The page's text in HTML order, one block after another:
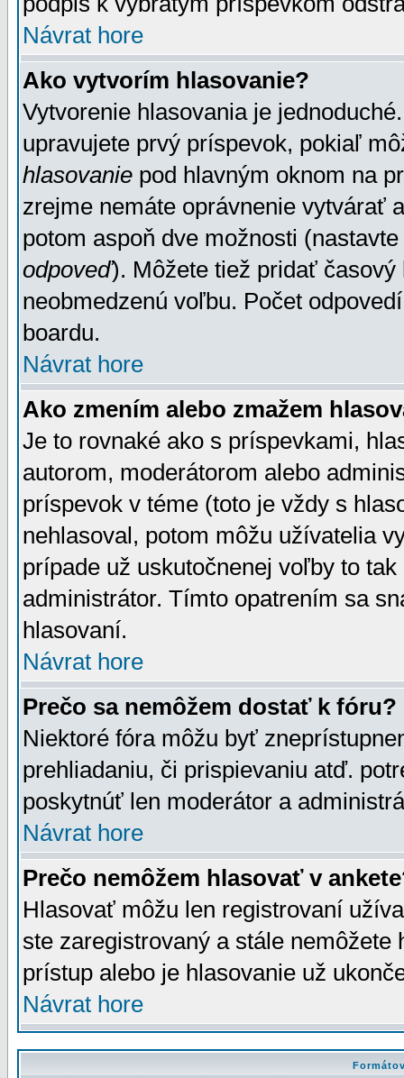
Návrat hore
Ako vytvorím hlasovanie?
Vytvorenie hlasovania je
upravujete prvý príspevok, pokiaľ
hlasovanie pod hlavným oknom na
zrejme nemáte oprávnenie vytvárať
potom aspoň dve možnosti
odpoveď). Môžete tiež pridať
neobmedzenú voľbu. Počet
boardu.
Návrat hore
Ako zmením alebo zmažem
Je to rovnaké ako s príspevkami,
autorom, moderátorom alebo
príspevok v téme (toto je vždy s
nehlasoval, potom môžu užívatelia
prípade už uskutočnenej voľby to
administrátor. Tímto opatrením sa
hlasovaní.
Návrat hore
Prečo sa nemôžem dostať k fóru?
Niektoré fóra môžu byť
prehliadaniu, či prispievaniu atď.
poskytnúť len moderátor a
Návrat hore
Prečo nemôžem hlasovať v
Hlasovať môžu len registrovaní
ste zaregistrovaný a stále
prístup alebo je hlasovanie už
Návrat hore